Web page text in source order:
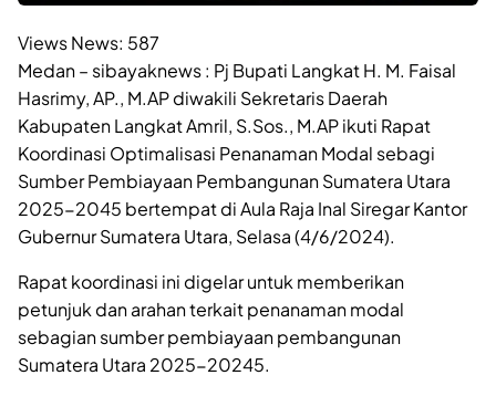
Views News: 587
Medan – sibayaknews : Pj Bupati Langkat H. M. Faisal
Hasrimy, AP., M.AP diwakili Sekretaris Daerah
Kabupaten Langkat Amril, S.Sos., M.AP ikuti Rapat
Koordinasi Optimalisasi Penanaman Modal sebagi
Sumber Pembiayaan Pembangunan Sumatera Utara
2025-2045 bertempat di Aula Raja Inal Siregar Kantor
Gubernur Sumatera Utara, Selasa (4/6/2024).
Rapat koordinasi ini digelar untuk memberikan
petunjuk dan arahan terkait penanaman modal
sebagian sumber pembiayaan pembangunan
Sumatera Utara 2025-20245.